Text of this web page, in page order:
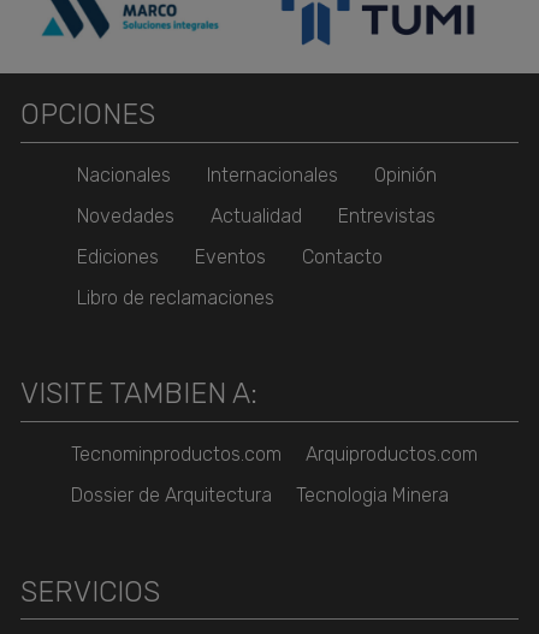
OPCIONES
Nacionales Internacionales
Opinión
Novedades
Actualidad
Entrevistas
Ediciones
Eventos
Contacto
Libro de reclamaciones
VISITE TAMBIEN A:
Tecnominproductos.com
Arquiproductos.com
Dossier de Arquitectura
Tecnologia Minera
SERVICIOS